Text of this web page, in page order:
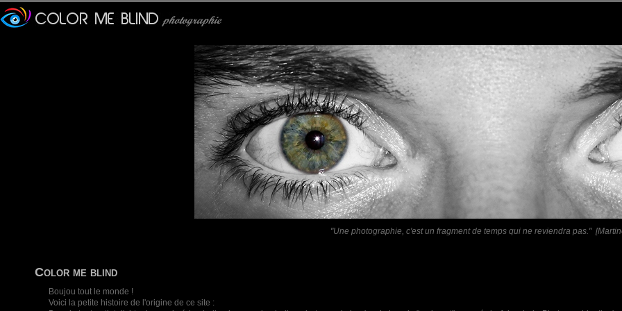
"Une photographie, c'est un fragment de temps qui ne reviendra pas."
Color me blind
Boujou tout le monde !
Voici la petite histoire de l'origine de ce site :